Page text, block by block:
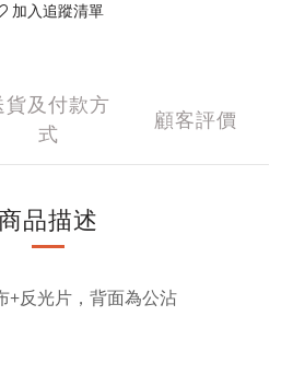
加入追蹤清單
貨及付款方
式
顧客評價
品描述
+反光片，背面為公沾